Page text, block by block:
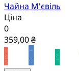
Чайна М'євіль
Ціна
0
359,00 ₴